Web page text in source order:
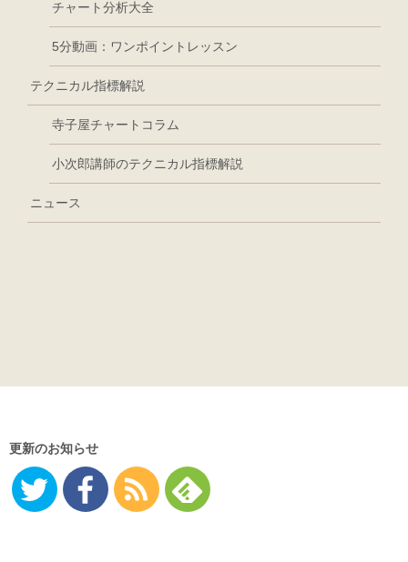
チャート分析大全
5分動画：ワンポイントレッスン
テクニカル指標解説
寺子屋チャートコラム
小次郎講師のテクニカル指標解説
ニュース
更新のお知らせ